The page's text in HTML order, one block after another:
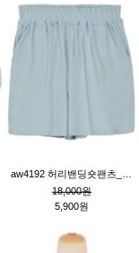
18,000원
5,900원